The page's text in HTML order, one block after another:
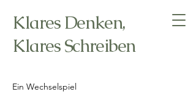
Klares Denken,
Klares Schreiben
Ein Wechselspiel